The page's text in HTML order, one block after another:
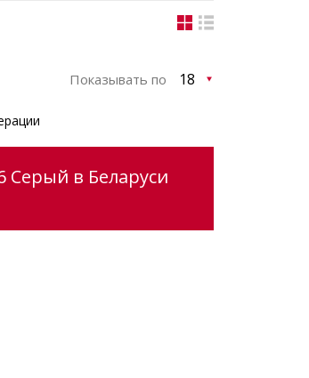
Показывать по
Серый в Беларуси